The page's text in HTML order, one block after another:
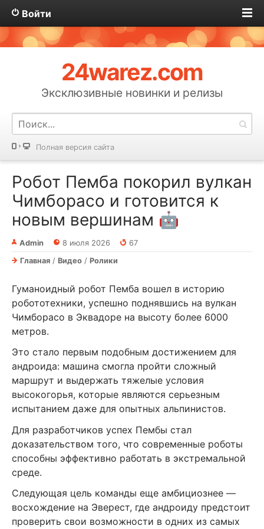
Войти
24warez.com
Эксклюзивные новинки и релизы
Полная версия сайта
Робот Пемба покорил вулкан
Чимборасо и готовится к
новым вершинам 🤖
Admin 8 июля 2026
67
Главная / Видео / Ролики
Гуманоидный робот Пемба вошел в историю
робототехники, успешно поднявшись на вулкан
Чимборасо в Эквадоре на высоту более 6000
метров.
Это стало первым подобным достижением для
андроида: машина смогла пройти сложный
маршрут и выдержать тяжелые условия
высокогорья, которые являются серьезным
испытанием даже для опытных альпинистов.
Для разработчиков успех Пембы стал
доказательством того, что современные роботы
способны эффективно работать в экстремальной
среде.
Следующая цель команды еще амбициознее —
восхождение на Эверест, где андроиду предстоит
проверить свои возможности в одних из самых